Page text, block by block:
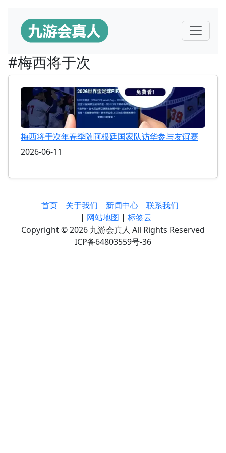
#梅西将于次
梅西将于次年春季随阿根廷国家队访华参与友谊赛
2026-06-11
首页 关于我们 新闻中心
联系我们
| 网站地图 | 标签云
Copyright © 2026 九游会真人 All Rights Reserved
ICP备64803559号-36